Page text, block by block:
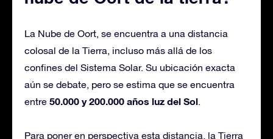
La Nube de Oort, se encuentra a una distancia
colosal de la Tierra, incluso más allá de los
confines del Sistema Solar. Su ubicación exacta
aún se debate, pero se estima que se encuentra
entre 50.000 y 200.000 años luz del Sol.
Para poner en perspectiva esta distancia, la Tierra